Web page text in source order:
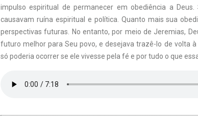
impulso espiritual de permanecer em obediência a
causavam ruína espiritual e política. Quanto mais sua
perspectivas futuras. No entanto, por meio de Jeremias,
futuro melhor para Seu povo, e desejava trazê-lo de volta
só poderia ocorrer se ele vivesse pela fé e por tudo o que